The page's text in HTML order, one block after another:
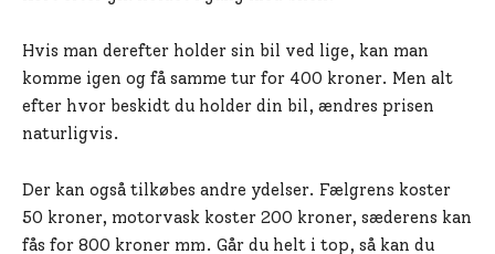
Hvis man derefter holder sin bil ved lige, kan man
komme igen og få samme tur for 400 kroner. Men alt
efter hvor beskidt du holder din bil, ændres prisen
naturligvis.
Der kan også tilkøbes andre ydelser. Fælgrens koster
50 kroner, motorvask koster 200 kroner, sæderens kan
fås for 800 kroner mm. Går du helt i top, så kan du